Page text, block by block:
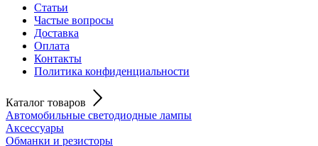
Статьи
Частые вопросы
Доставка
Оплата
Контакты
Политика конфиденциальности
Каталог товаров
Автомобильные светодиодные лампы
Аксессуары
Обманки и резисторы